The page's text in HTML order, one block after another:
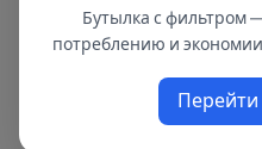
В республиках
с
Бутылка с фильтром
потреблению и
Перейти